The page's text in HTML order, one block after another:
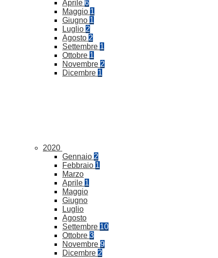
Aprile 6
Maggio 1
Giugno 1
Luglio 2
Agosto 2
Settembre 1
Ottobre 1
Novembre 2
Dicembre 1
2020
Gennaio 2
Febbraio 1
Marzo
Aprile 1
Maggio
Giugno
Luglio
Agosto
Settembre 10
Ottobre 3
Novembre 9
Dicembre 2